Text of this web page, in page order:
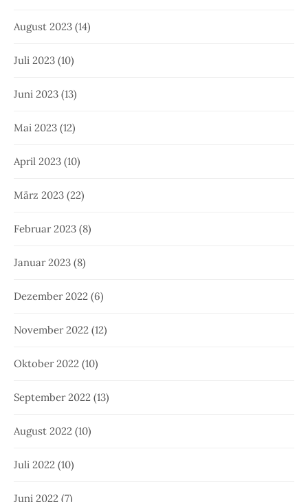
August 2023 (14)
Juli 2023 (10)
Juni 2023 (13)
Mai 2023 (12)
April 2023 (10)
März 2023 (22)
Februar 2023 (8)
Januar 2023 (8)
Dezember 2022 (6)
November 2022 (12)
Oktober 2022 (10)
September 2022 (13)
August 2022 (10)
Juli 2022 (10)
Juni 2022 (7)